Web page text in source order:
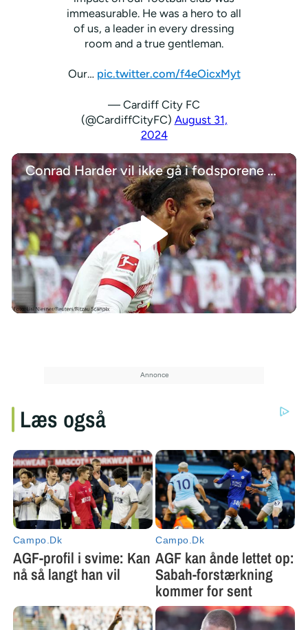
immeasurable. He was a hero to all
of us, a leader in every dressing
room and a true gentleman.
Our… pic.twitter.com/f4eOicxMyt
— Cardiff City FC
(@CardiffCityFC) August 31,
2024
Conrad Harder vil ikke gå i fodsporene på Yussuf Poulsen i Leipzig
/